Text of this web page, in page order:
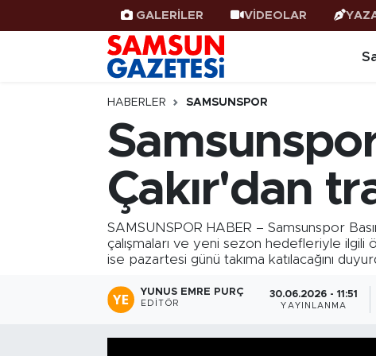
GALERİLER VİDEOLAR
HABERLER SAMSUNSPOR
Çakır'dan
SAMSUNSPOR HABER – Samsunspor
çalışmaları ve yeni sezon hedefleriyle ilgili
ise pazartesi günü takıma katılacağını
YUNUS EMRE PURÇ
EDITÖR
30.06.2026 - 11:51
YAYINLANMA
Samsun Haber
Samsunspor
Samsun Rehberi
Resmi İlanlar
Samsun Nöbetçi Eczaneler
Samsun Hava Durumu
SAMSUN Namaz Vakitleri
Samsun Trafik Yoğunluk Haritası
Süper Lig Puan Durumu ve Fikstür
Tüm Manşetler
Son Dakika Haberleri